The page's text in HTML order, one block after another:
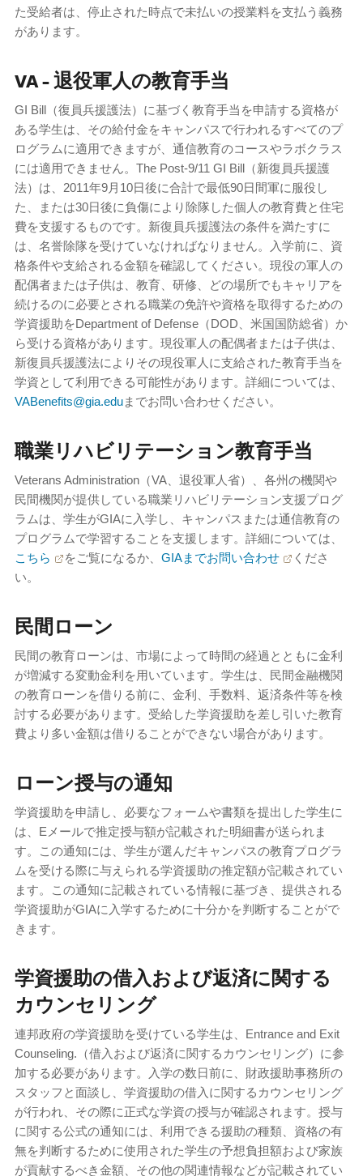
た受給者は、停止された時点で未払いの授業料を支払う義務
があります。
VA - 退役軍人の教育手当
GI Bill（復員兵援護法）に基づく教育手当を申請する資格が
ある学生は、その給付金をキャンパスで行われるすべてのプ
ログラムに適用できますが、通信教育のコースやラボクラス
には適用できません。The Post-9/11 GI Bill（新復員兵援護
法）は、2011年9月10日後に合計で最低90日間軍に服役し
た、または30日後に負傷により除隊した個人の教育費と住宅
費を支援するものです。新復員兵援護法の条件を満たすに
は、名誉除隊を受けていなければなりません。入学前に、資
格条件や支給される金額を確認してください。現役の軍人の
配偶者または子供は、教育、研修、どの場所でもキャリアを
続けるのに必要とされる職業の免許や資格を取得するための
学資援助をDepartment of Defense（DOD、米国国防総省）か
ら受ける資格があります。現役軍人の配偶者または子供は、
新復員兵援護法によりその現役軍人に支給された教育手当を
学資として利用できる可能性があります。詳細については、
VABenefits@gia.eduまでお問い合わせください。
職業リハビリテーション教育手当
Veterans Administration（VA、退役軍人省）、各州の機関や
民間機関が提供している職業リハビリテーション支援プログ
ラムは、学生がGIAに入学し、キャンパスまたは通信教育の
プログラムで学習することを支援します。詳細については、
こちら
をご覧になるか、 GIAまでお問い合わせ
くださ
い。
民間ローン
民間の教育ローンは、市場によって時間の経過とともに金利
が増減する変動金利を用いています。学生は、民間金融機関
の教育ローンを借りる前に、金利、手数料、返済条件等を検
討する必要があります。受給した学資援助を差し引いた教育
費より多い金額は借りることができない場合があります。
ローン授与の通知
学資援助を申請し、必要なフォームや書類を提出した学生に
は、Eメールで推定授与額が記載された明細書が送られま
す。この通知には、学生が選んだキャンパスの教育プログラ
ムを受ける際に与えられる学資援助の推定額が記載されてい
ます。この通知に記載されている情報に基づき、提供される
学資援助がGIAに入学するために十分かを判断することがで
きます。
学資援助の借入および返済に関する
カウンセリング
連邦政府の学資援助を受けている学生は、Entrance and Exit
Counseling.（借入および返済に関するカウンセリング）に参
加する必要があります。入学の数日前に、財政援助事務所の
スタッフと面談し、学資援助の借入に関するカウンセリング
が行われ、その際に正式な学資の授与が確認されます。授与
に関する公式の通知には、利用できる援助の種類、資格の有
無を判断するために使用された学生の予想負担額および家族
が貢献するべき金額、その他の関連情報などが記載されてい